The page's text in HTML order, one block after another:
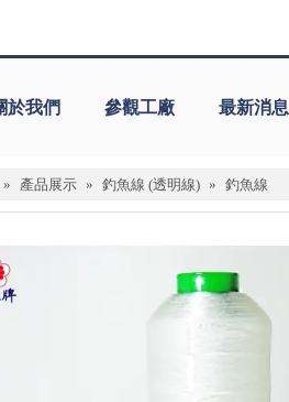
於我們 參觀工廠 最新消息
» 產品展示 » 釣魚線 (透明線) » 釣魚線